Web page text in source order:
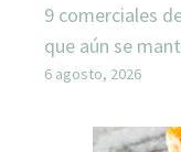
9 comerciales
que aún se
6 agosto, 2026